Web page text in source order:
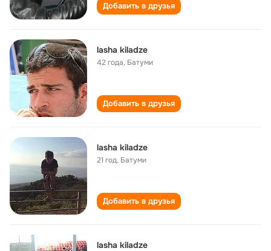
Добавить в друзья
lasha kiladze
42 года, Батуми
Добавить в друзья
lasha kiladze
21 год, Батуми
Добавить в друзья
lasha kiladze